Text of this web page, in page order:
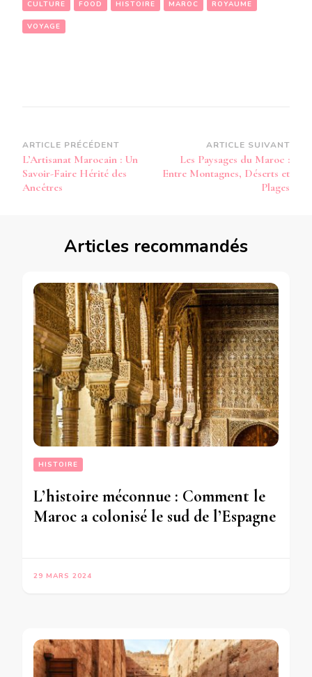
CULTURE FOOD HISTOIRE MAROC ROYAUME
VOYAGE
Navigation
d’article
ARTICLE PRÉCÉDENT
L’Artisanat Marocain : Un
Savoir-Faire Hérité des
Ancêtres
ARTICLE SUIVANT
Les Paysages du Maroc :
Entre Montagnes, Déserts et
Plages
Articles recommandés
HISTOIRE
L’histoire méconnue : Comment le
Maroc a colonisé le sud de l’Espagne
29 MARS 2024